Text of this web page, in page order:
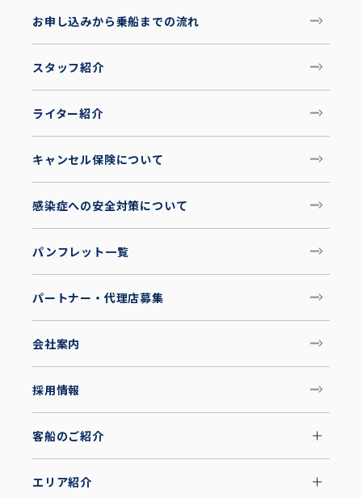
お申し込みから乗船までの流れ
スタッフ紹介
ライター紹介
キャンセル保険について
感染症への安全対策について
パンフレット一覧
パートナー・代理店募集
会社案内
採用情報
客船のご紹介
エリア紹介